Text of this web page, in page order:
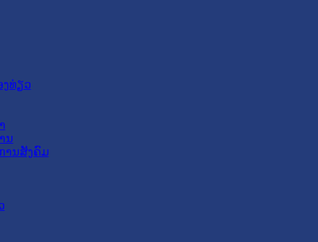
ງທ່ຽວ
ນ
ານສັງຄົມ